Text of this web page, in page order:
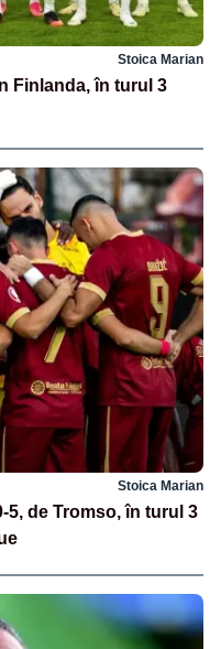
Stoica Marian
Finlanda, în turul 3
Stoica Marian
5, de Tromso, în turul 3